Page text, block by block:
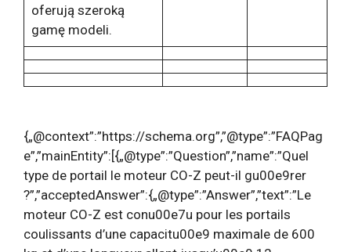
oferują szeroką
gamę modeli.
{„@context”:”https://schema.org”,”@type”:”FAQPag
e”,”mainEntity”:[{„@type”:”Question”,”name”:”Quel
type de portail le moteur CO-Z peut-il gu00e9rer
?”,”acceptedAnswer”:{„@type”:”Answer”,”text”:”Le
moteur CO-Z est conu00e7u pour les portails
coulissants d’une capacitu00e9 maximale de 600